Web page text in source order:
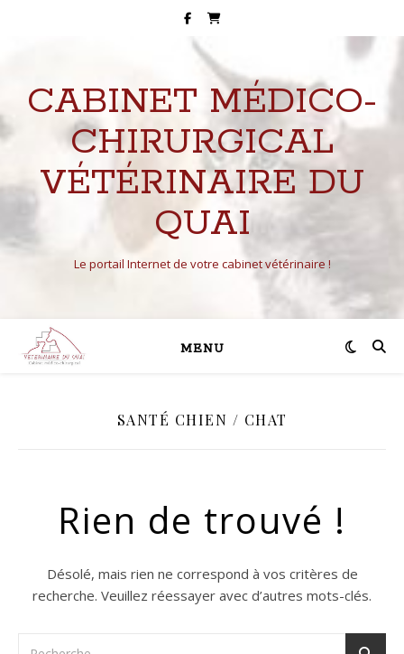
CABINET MÉDICO-
CHIRURGICAL
VÉTÉRINAIRE DU
QUAI
Le portail Internet de votre cabinet vétérinaire !
MENU
SANTÉ CHIEN / CHAT
Rien de trouvé !
Désolé, mais rien ne correspond à vos critères de
recherche. Veuillez réessayer avec d’autres mots-clés.